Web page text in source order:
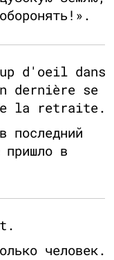
d'oeil dans
dernière se
la retraite.
последний
в
человек.